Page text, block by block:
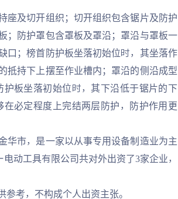
及切开组织；切开组织包含锯片及防护
；防护罩包含罩板及罩沿；罩沿与罩板一
口；榜首防护板坐落初始位时，其坐落作
抵持下上摆至作业槽内；罩沿的侧沿成型
板坐落初始位时，其下沿低于锯片的下
必定程度上完结两层防护，防护作用更
市，是一家以从事专用设备制造业为主
动工具有限公司共对外出资了3家企业，
考，不构成个人出资主张。